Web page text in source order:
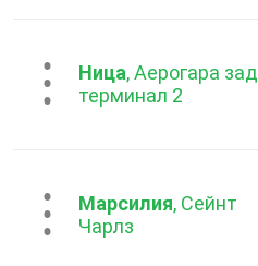
...
Ница, Аерогара зад
терминал 2
...Марсилия, Сейнт
Чарлз